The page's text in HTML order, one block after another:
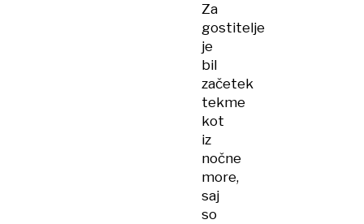
Za
gostitelje
je
bil
začetek
tekme
kot
iz
nočne
more,
saj
so